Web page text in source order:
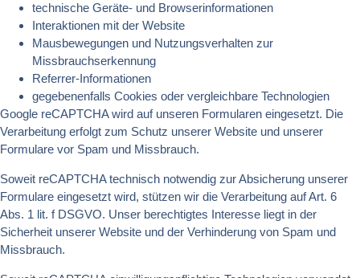
technische Geräte- und Browserinformationen
Interaktionen mit der Website
Mausbewegungen und Nutzungsverhalten zur
Missbrauchserkennung
Referrer-Informationen
gegebenenfalls Cookies oder vergleichbare Technologien
Google reCAPTCHA wird auf unseren Formularen eingesetzt. Die
Verarbeitung erfolgt zum Schutz unserer Website und unserer
Formulare vor Spam und Missbrauch.
Soweit reCAPTCHA technisch notwendig zur Absicherung unserer
Formulare eingesetzt wird, stützen wir die Verarbeitung auf Art. 6
Abs. 1 lit. f DSGVO. Unser berechtigtes Interesse liegt in der
Sicherheit unserer Website und der Verhinderung von Spam und
Missbrauch.